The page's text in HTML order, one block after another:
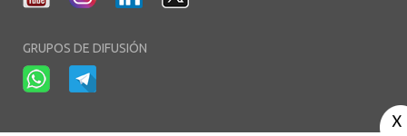
GRUPOS DE DIFUSIÓN